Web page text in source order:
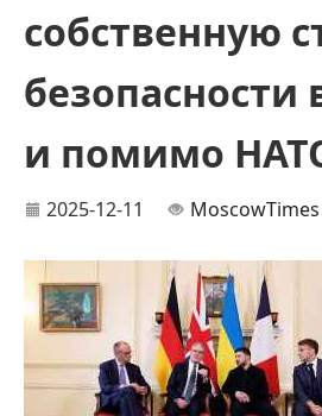
собственную
безопасности
и помимо
2025-12-11 MoscowTimes